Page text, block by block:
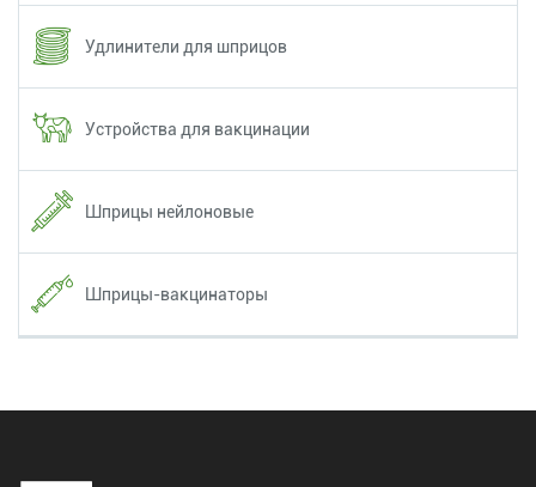
Удлинители для шприцов
Устройства для вакцинации
Шприцы нейлоновые
Шприцы-вакцинаторы